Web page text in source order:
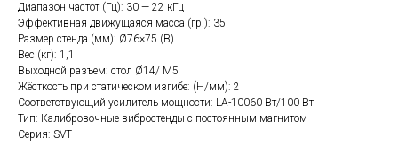
Диапазон частот (Гц): 30 — 22 кГц
Эффективная движущаяся масса (гр.): 35
Размер стенда (мм): Ø76×75 (В)
Вес (кг): 1,1
Выходной разъем: стол Ø14/ M5
Жёсткость при статическом изгибе: (Н/мм): 2
Соответствующий усилитель мощности: LA-10060 Вт/100 Вт
Тип: Калибровочные вибростенды с постоянным магнитом
Серия: SVT